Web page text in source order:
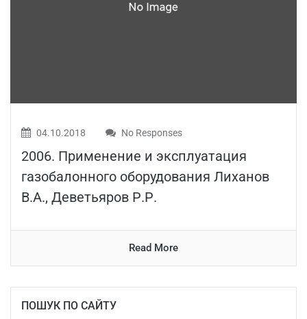
04.10.2018 No Responses
2006. Применение и эксплуатация
газобалонного оборудования Лиханов
В.А., Деветьяров Р.Р.
Read More
ПОШУК ПО САЙТУ